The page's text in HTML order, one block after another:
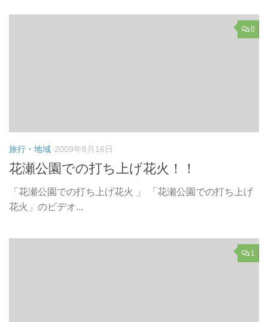
0
旅行・地域 2009年8月16日
花瀬公園での打ち上げ花火！！
「花瀬公園での打ち上げ花火 」 「花瀬公園での打ち上げ
花火」のビデオ...
1